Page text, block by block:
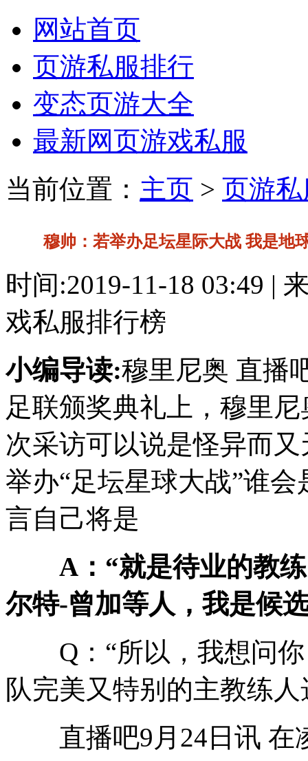
网站首页
页游私服排行
变态页游大全
最新网页游戏私服
当前位置： 主页 > 页游
穆帅：若举办足坛星际大战 我是地
时间:2019-11-18 03:49 |
戏私服排行榜
小编导读:穆里尼奥 直播
足联颁奖典礼上，穆里
次采访可以说是怪异而
举办“足坛星球大战”谁
言自己将是
A：“就是待业的教
尔特-曾加等人，我是候
Q：“所以，我想问你
队完美又特别的主教练人
直播吧9月24日讯 在